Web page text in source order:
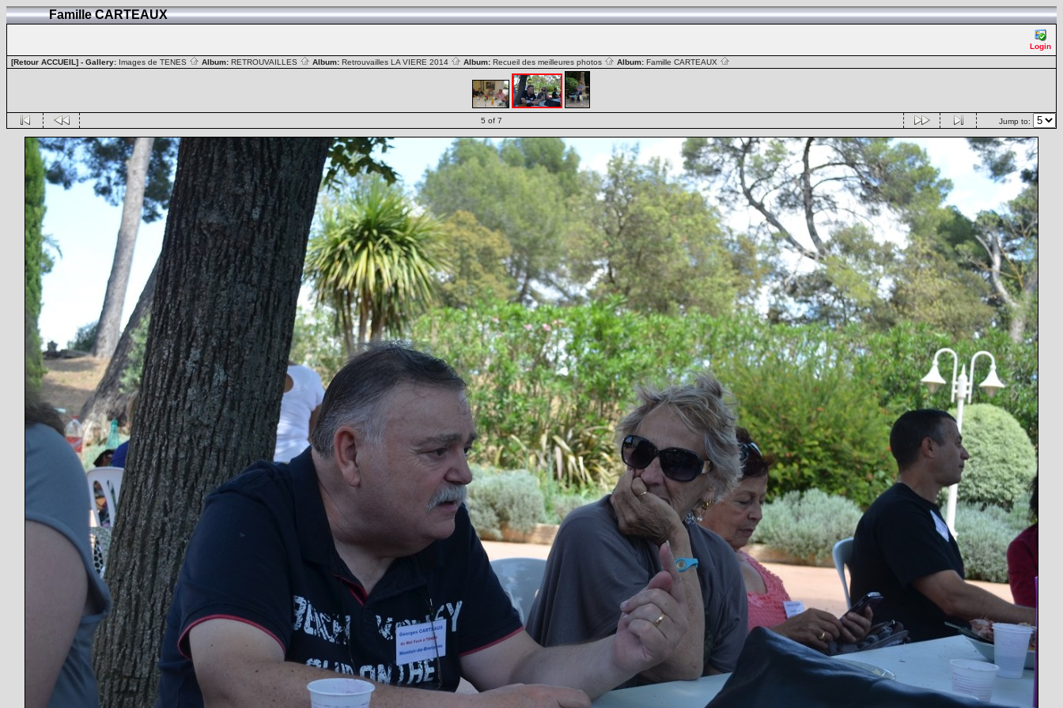
Famille CARTEAUX
Login
[Retour ACCUEIL] - Gallery: Images de TENES Album: RETROUVAILLES Album: Retrouvailles LA VIERE 2014 Album: Recueil des meilleures photos Album: Famille CARTEAUX
5 of 7 Jump to: